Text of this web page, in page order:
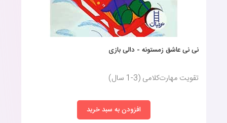
نی نی عاشق زمستونه - دالی بازی
تقویت مهارت‌کلامی (3-1 سال)
افزودن به سبد خرید